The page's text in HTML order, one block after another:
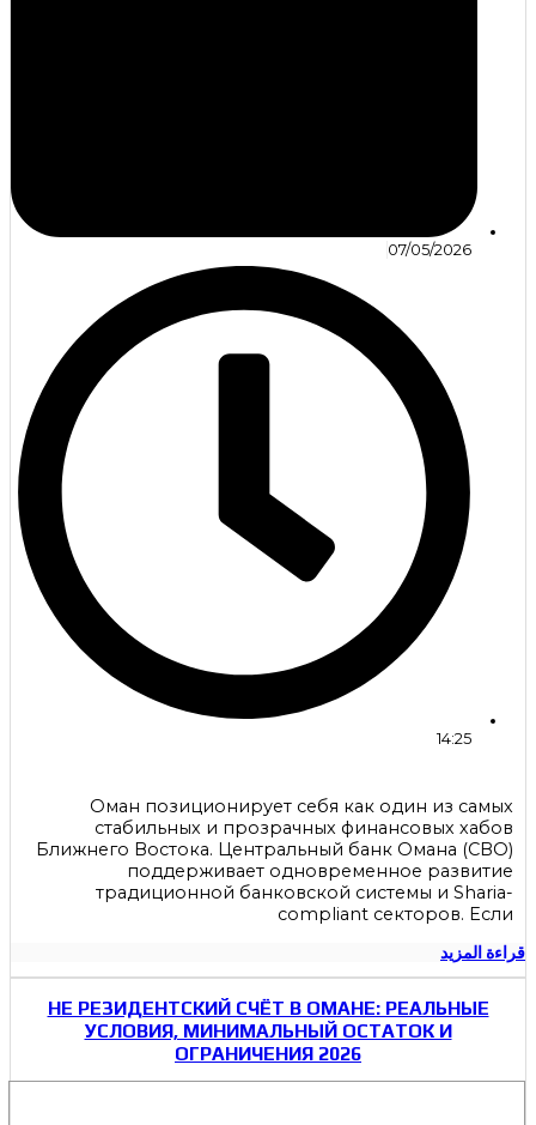
07/05/2026
14:25
Оман позиционирует себя как один из самых
стабильных и прозрачных финансовых хабов
Ближнего Востока. Центральный банк Омана (CBO)
поддерживает одновременное развитие
традиционной банковской системы и Sharia-
compliant секторов. Если
قراءة المزيد
НЕ РЕЗИДЕНТСКИЙ СЧЁТ В ОМАНЕ: РЕАЛЬНЫЕ
УСЛОВИЯ, МИНИМАЛЬНЫЙ ОСТАТОК И
ОГРАНИЧЕНИЯ 2026